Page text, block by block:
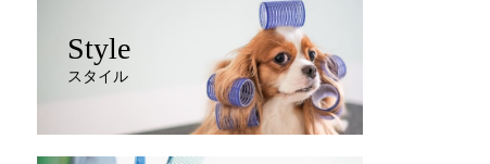
Style
スタイル